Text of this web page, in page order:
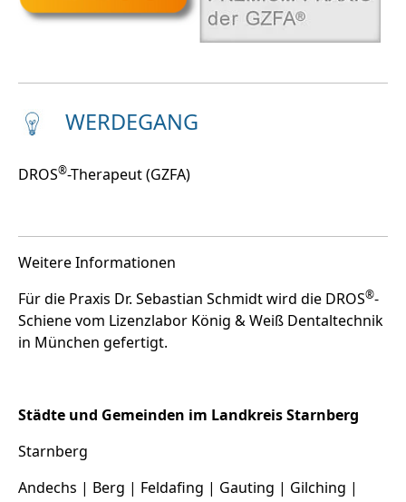
WERDEGANG
DROS®-Therapeut (GZFA)
Weitere Informationen
Für die Praxis Dr. Sebastian Schmidt wird die DROS®-
Schiene vom Lizenzlabor König & Weiß Dentaltechnik
in München gefertigt.
Städte und Gemeinden im Landkreis Starnberg
Starnberg
Andechs | Berg | Feldafing | Gauting | Gilching |